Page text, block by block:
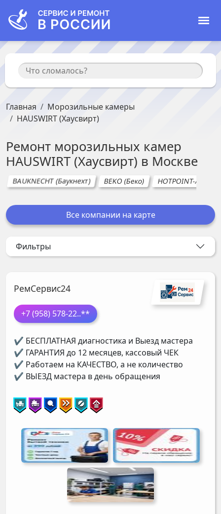
Главная
Морозильные камеры
HAUSWIRT (Хаусвирт)
Ремонт морозильных камер
HAUSWIRT (Хаусвирт) в Москве
BAUKNECHT (Баукнехт) BEKO (Беко) HOTPOINT-
Все компании на карте
Фильтры
РемСервис24
+7 (958) 578-22..**
✔ БЕСПЛАТНАЯ диагностика и Выезд мастера
✔ ГАРАНТИЯ до 12 месяцев, кассовый ЧЕК
✔ Работаем на КАЧЕСТВО, а не количество
✔ ВЫЕЗД мастера в день обращения